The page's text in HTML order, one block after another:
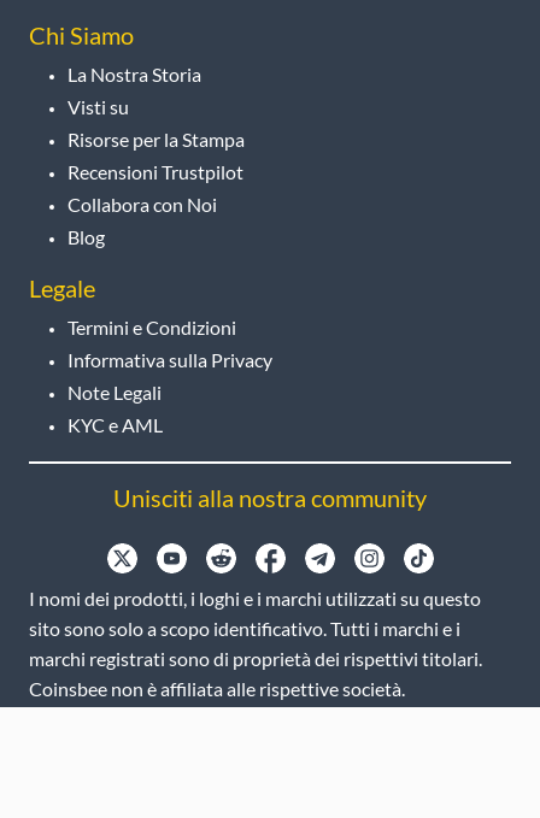
Chi Siamo
La Nostra Storia
Visti su
Risorse per la Stampa
Recensioni Trustpilot
Collabora con Noi
Blog
Legale
Termini e Condizioni
Informativa sulla Privacy
Note Legali
KYC e AML
Unisciti alla nostra community
I nomi dei prodotti, i loghi e i marchi utilizzati su questo
sito sono solo a scopo identificativo. Tutti i marchi e i
marchi registrati sono di proprietà dei rispettivi titolari.
Coinsbee non è affiliata alle rispettive società.